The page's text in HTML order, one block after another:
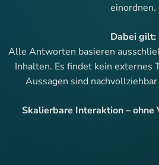
einordnen.
Dabei gilt:
Alle Antworten basieren
Inhalten. Es findet kein externes
Aussagen sind
Skalierbare Interaktion – ohne